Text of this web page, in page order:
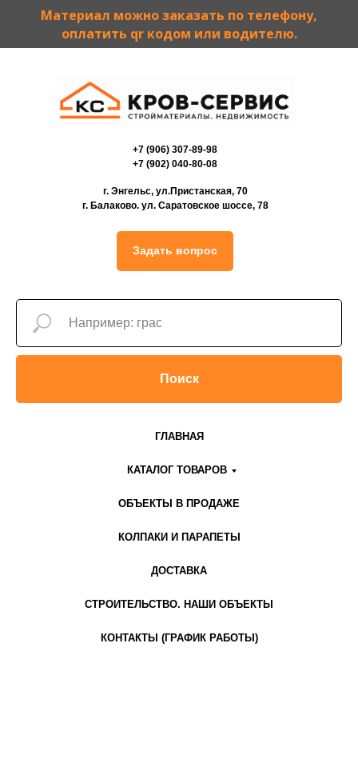
Материал можно заказать по телефону,
оплатить qr кодом или водителю.
+7 (906) 307-89-98
+7 (902) 040-80-08
г. Энгельс, ул.Пристанская, 70
г. Балаково. ул. Саратовское шоссе, 78
Задать вопрос
Поиск
ГЛАВНАЯ
КАТАЛОГ ТОВАРОВ
ОБЪЕКТЫ В ПРОДАЖЕ
КОЛПАКИ И ПАРАПЕТЫ
ДОСТАВКА
СТРОИТЕЛЬСТВО. НАШИ ОБЪЕКТЫ
КОНТАКТЫ (ГРАФИК РАБОТЫ)